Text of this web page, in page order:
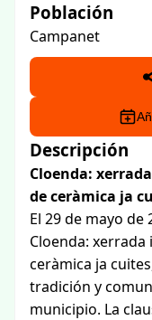
Población
Campanet
Descripción
Cloenda:
de ceràmica ja
El 29 de mayo de
Cloenda: xerrada
ceràmica ja
tradición y
municipio. La